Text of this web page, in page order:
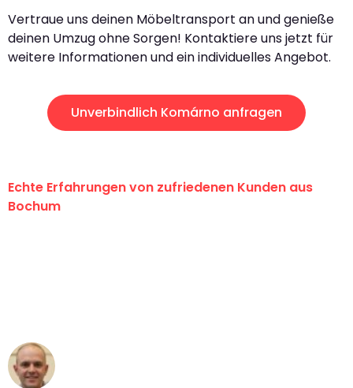
Vertraue uns deinen Möbeltransport an und genieße
deinen Umzug ohne Sorgen! Kontaktiere uns jetzt für
weitere Informationen und ein individuelles Angebot.
Unverbindlich Komárno anfragen
Echte Erfahrungen von zufriedenen Kunden aus
Bochum